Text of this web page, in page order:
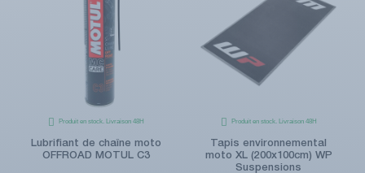
Produit en stock. Livraison 48H
Lubrifiant de chaîne moto
OFFROAD MOTUL C3
Produit en stock. Livraison 48H
Tapis environnemental
moto XL (200x100cm) WP
Suspensions